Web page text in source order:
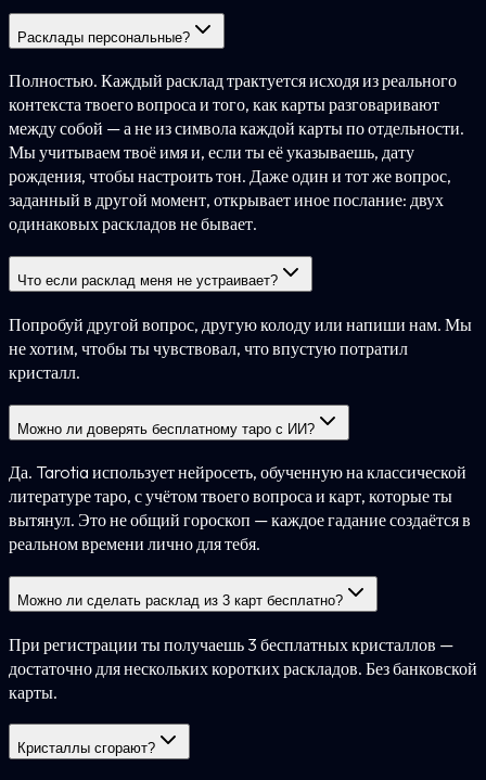
Расклады персональные?
Полностью. Каждый расклад трактуется исходя из реального
контекста твоего вопроса и того, как карты разговаривают
между собой — а не из символа каждой карты по отдельности.
Мы учитываем твоё имя и, если ты её указываешь, дату
рождения, чтобы настроить тон. Даже один и тот же вопрос,
заданный в другой момент, открывает иное послание: двух
одинаковых раскладов не бывает.
Что если расклад меня не устраивает?
Попробуй другой вопрос, другую колоду или напиши нам. Мы
не хотим, чтобы ты чувствовал, что впустую потратил
кристалл.
Можно ли доверять бесплатному таро с ИИ?
Да. Tarotia использует нейросеть, обученную на классической
литературе таро, с учётом твоего вопроса и карт, которые ты
вытянул. Это не общий гороскоп — каждое гадание создаётся в
реальном времени лично для тебя.
Можно ли сделать расклад из 3 карт бесплатно?
При регистрации ты получаешь 3 бесплатных кристаллов —
достаточно для нескольких коротких раскладов. Без банковской
карты.
Кристаллы сгорают?